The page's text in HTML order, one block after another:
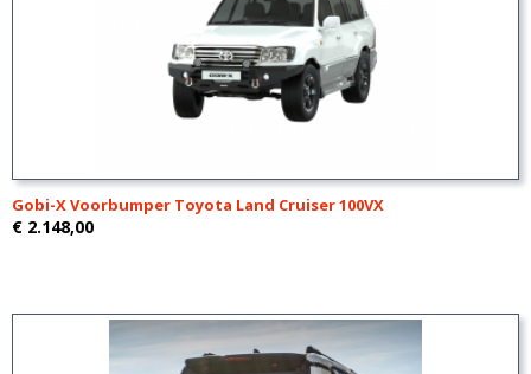
Gobi-X Voorbumper Toyota Land Cruiser 100VX
€ 2.148,00